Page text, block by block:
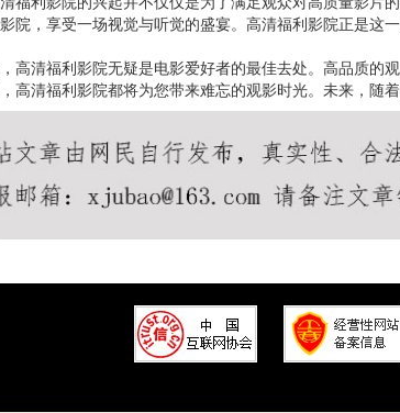
院，享受一场视觉与听觉的盛宴。高清福利影院正是这
高清福利影院无疑是电影爱好者的最佳去处。高品质的
高清福利影院都将为您带来难忘的观影时光。未来，随